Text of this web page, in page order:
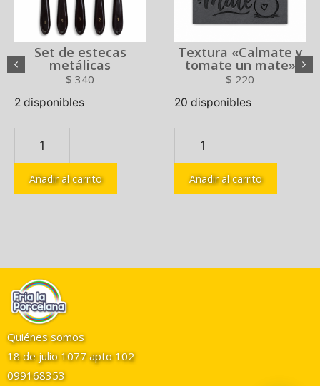
Set de estecas
metálicas
$ 340
2 disponibles
Añadir al carrito
Textura «Calmate y
tomate un mate»
$ 220
20 disponibles
Añadir al carrito
Quiénes somos
18 de julio 1077 apto 102
099168353